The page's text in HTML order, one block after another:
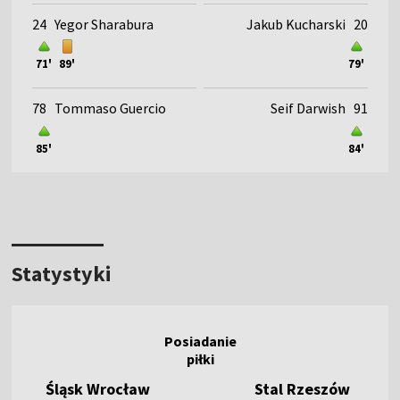
24 Yegor Sharabura
71' 89'
78 Tommaso Guercio
85'
79'
Jakub Kucharski 20
84'
Seif Darwish 91
Statystyki
Śląsk Wrocław Stal Rzeszów